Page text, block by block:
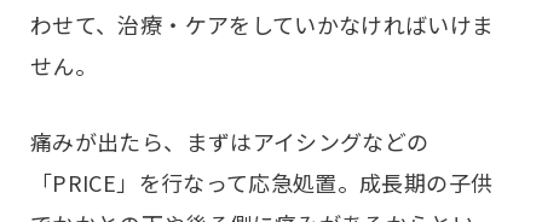
わせて、治療・ケアをしていかなければいけま
せん。
痛みが出たら、まずはアイシングなどの
「PRICE」を行なって応急処置。成長期の子供